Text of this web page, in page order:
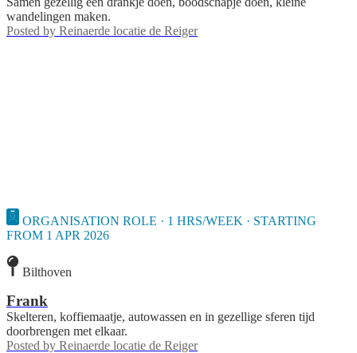
wandelingen maken.
Posted by Reinaerde locatie de Reiger
ORGANISATION ROLE · 1 HRS/WEEK · STARTING
FROM 1 APR 2026
Bilthoven
Frank
Skelteren, koffiemaatje, autowassen en in gezellige sferen tijd
doorbrengen met elkaar.
Posted by Reinaerde locatie de Reiger